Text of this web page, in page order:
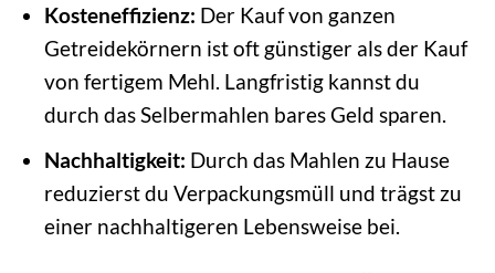
Kosteneffizienz: Der Kauf von ganzen
Getreidekörnern ist oft günstiger als der Kauf
von fertigem Mehl. Langfristig kannst du
durch das Selbermahlen bares Geld sparen.
Nachhaltigkeit: Durch das Mahlen zu Hause
reduzierst du Verpackungsmüll und trägst zu
einer nachhaltigeren Lebensweise bei.